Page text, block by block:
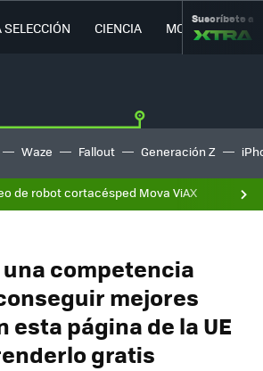
SELECCIÓN CIENCIA MOVILIDAD
Suscríbete a
Waze Fallout Generación Z
de robot cortacésped Mova ViAX
una competencia
mejores
esta página de la UE
gratis